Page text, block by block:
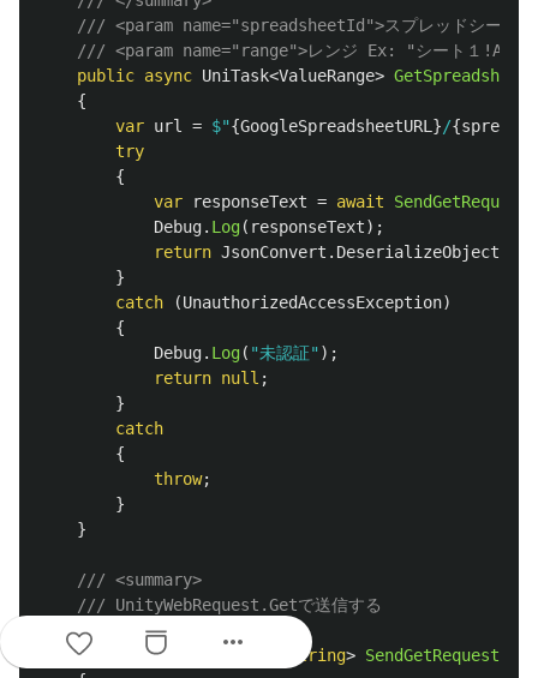
/// <param name="spreadsheetId">スプレッドシートの
/// <param name="range">レンジ Ex: "シート１
public async UniTask<ValueRange>
{
var url = $"{GoogleSpreadsheetURL }/{
try
{
var
responseText = await
Debug. Log( responseText);
return JsonConvert . DeserializeObject
}
catch
(UnauthorizedAccessException)
{
Debug. Log( "未認証" );
return null ;
}
catch
{
throw;
}
}
/// <summary>
/// UnityWebRequest.Getで送信する
/// </summary>
private
async string>
more_horiz